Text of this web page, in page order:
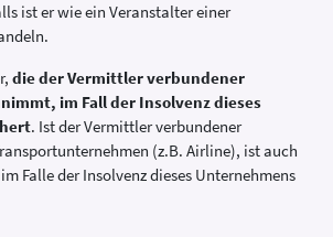
ist er wie ein Veranstalter einer
die der Vermittler verbundener
im Fall der Insolvenz dieses
. Ist der Vermittler verbundener
(z.B. Airline), ist auch
Falle der Insolvenz dieses Unternehmens